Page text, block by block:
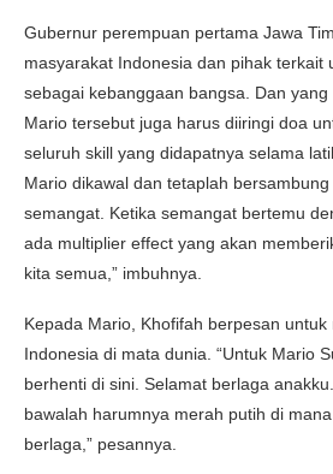
Gubernur perempuan pertama Jawa
masyarakat Indonesia dan pihak terkait
sebagai kebanggaan bangsa. Dan
Mario tersebut juga harus diiringi doa
seluruh skill yang didapatnya selama
Mario dikawal dan tetaplah
semangat. Ketika semangat bertemu
ada multiplier effect yang akan
kita semua,” imbuhnya.
Kepada Mario, Khofifah berpesan
Indonesia di mata dunia. “Untuk Mario
berhenti di sini. Selamat berlaga
bawalah harumnya merah putih di
berlaga,” pesannya.